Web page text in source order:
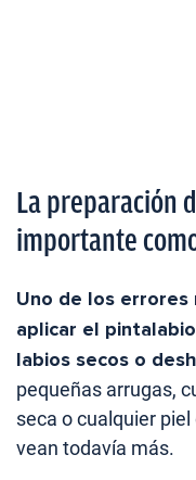
La preparación
importante
Uno de los errores
aplicar el
labios secos o
pequeñas arrugas,
seca o cualquier
vean todavía más.